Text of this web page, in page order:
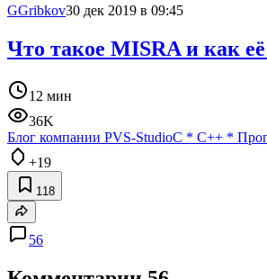
GGribkov30 дек 2019 в 09:45
Что такое MISRA и как её
12 мин
36K
Блог компании PVS-StudioC * C++ *
+19
118
56